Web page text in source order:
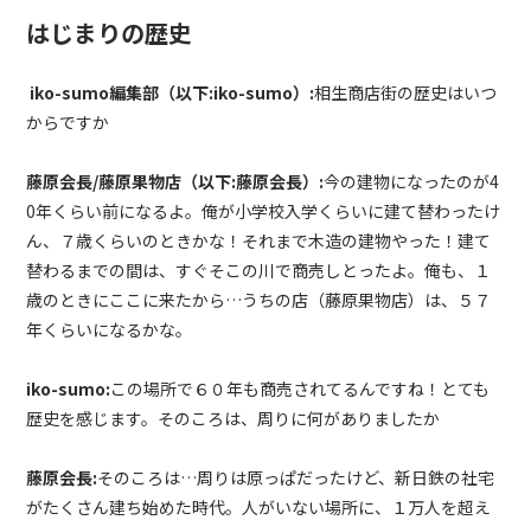
はじまりの歴史
iko-sumo編集部（以下:iko-sumo）:相生商店街の歴史はいつ
からですか
藤原会長/藤原果物店（以下:藤原会長）:今の建物になったのが4
0年くらい前になるよ。俺が小学校入学くらいに建て替わったけ
ん、７歳くらいのときかな！それまで木造の建物やった！建て
替わるまでの間は、すぐそこの川で商売しとったよ。俺も、１
歳のときにここに来たから…うちの店（藤原果物店）は、５７
年くらいになるかな。
iko-sumo:この場所で６０年も商売されてるんですね！とても
歴史を感じます。そのころは、周りに何がありましたか
藤原会長:そのころは…周りは原っぱだったけど、新日鉄の社宅
がたくさん建ち始めた時代。人がいない場所に、１万人を超え